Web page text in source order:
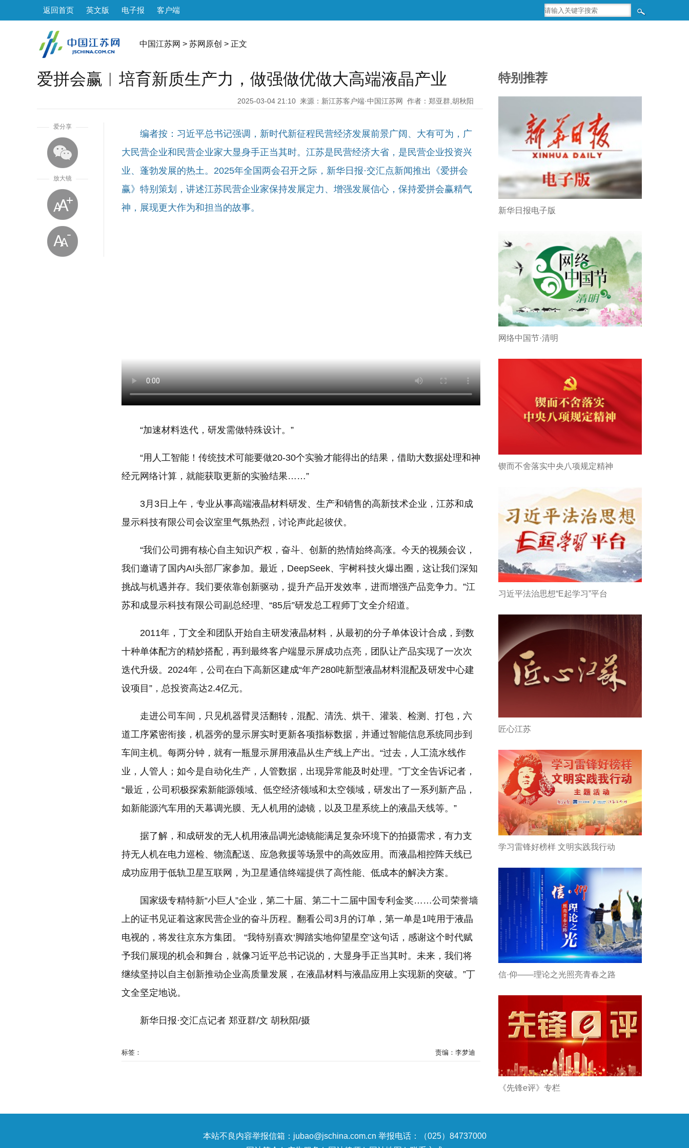
返回首页 英文版 电子报 客户端
中国江苏网 > 苏网原创 > 正文
爱拼会赢︱培育新质生产力，做强做优做大高端液晶产业
2025-03-04 21:10 来源：新江苏客户端·中国江苏网 作者：郑亚群,胡秋阳
爱分享
放大镜
编者按：习近平总书记强调，新时代新征程民营经济发展前景广阔、大有可为，广
大民营企业和民营企业家大显身手正当其时。江苏是民营经济大省，是民营企业投资兴
业、蓬勃发展的热土。2025年全国两会召开之际，新华日报·交汇点新闻推出《爱拼会
赢》特别策划，讲述江苏民营企业家保持发展定力、增强发展信心，保持爱拼会赢精气
神，展现更大作为和担当的故事。
“加速材料迭代，研发需做特殊设计。”
“用人工智能！传统技术可能要做20-30个实验才能得出的结果，借助大数据处理和神
经元网络计算，就能获取更新的实验结果……”
3月3日上午，专业从事高端液晶材料研发、生产和销售的高新技术企业，江苏和成
显示科技有限公司会议室里气氛热烈，讨论声此起彼伏。
“我们公司拥有核心自主知识产权，奋斗、创新的热情始终高涨。今天的视频会议，
我们邀请了国内AI头部厂家参加。最近，DeepSeek、宇树科技火爆出圈，这让我们深知
挑战与机遇并存。我们要依靠创新驱动，提升产品开发效率，进而增强产品竞争力。”江
苏和成显示科技有限公司副总经理、“85后”研发总工程师丁文全介绍道。
2011年，丁文全和团队开始自主研发液晶材料，从最初的分子单体设计合成，到数
十种单体配方的精妙搭配，再到最终客户端显示屏成功点亮，团队让产品实现了一次次
迭代升级。2024年，公司在白下高新区建成“年产280吨新型液晶材料混配及研发中心建
设项目”，总投资高达2.4亿元。
走进公司车间，只见机器臂灵活翻转，混配、清洗、烘干、灌装、检测、打包，六
道工序紧密衔接，机器旁的显示屏实时更新各项指标数据，并通过智能信息系统同步到
车间主机。每两分钟，就有一瓶显示屏用液晶从生产线上产出。“过去，人工流水线作
业，人管人；如今是自动化生产，人管数据，出现异常能及时处理。”丁文全告诉记者，
“最近，公司积极探索新能源领域、低空经济领域和太空领域，研发出了一系列新产品，
如新能源汽车用的天幕调光膜、无人机用的滤镜，以及卫星系统上的液晶天线等。”
据了解，和成研发的无人机用液晶调光滤镜能满足复杂环境下的拍摄需求，有力支
持无人机在电力巡检、物流配送、应急救援等场景中的高效应用。而液晶相控阵天线已
成功应用于低轨卫星互联网，为卫星通信终端提供了高性能、低成本的解决方案。
国家级专精特新“小巨人”企业，第二十届、第二十二届中国专利金奖……公司荣誉墙
上的证书见证着这家民营企业的奋斗历程。翻看公司3月的订单，第一单是1吨用于液晶
电视的，将发往京东方集团。 “我特别喜欢‘脚踏实地仰望星空’这句话，感谢这个时代赋
予我们展现的机会和舞台，就像习近平总书记说的，大显身手正当其时。未来，我们将
继续坚持以自主创新推动企业高质量发展，在液晶材料与液晶应用上实现新的突破。”丁
文全坚定地说。
新华日报·交汇点记者 郑亚群/文 胡秋阳/摄
标签： 责编：李梦迪
特别推荐
新华日报电子版
网络中国节·清明
锲而不舍落实中央八项规定精神
习近平法治思想“E起学习”平台
匠心江苏
学习雷锋好榜样 文明实践我行动
信·仰——理论之光照亮青春之路
《先锋e评》专栏
本站不良内容举报信箱：jubao@jschina.com.cn 举报电话：（025）84737000